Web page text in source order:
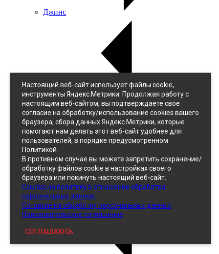
Джинс
Джинс
Однотонный
Принтованный
Кожзам
Настоящий веб-сайт использует файлы cookie,
инструменты Яндекс.Метрики. Продолжая работу с
настоящим веб-сайтом, вы подтверждаете свое
согласие на обработку/использование cookies вашего
браузера, сбора данных Яндекс.Метрики, которые
помогают нам делать этот веб-сайт удобнее для
пользователей, в порядке предусмотренном
Политикой.
В противном случае вы можете запретить сохранение/
обработку файлов cookie в настройках своего
браузера или покинуть настоящий веб-сайт.
Ссылка на политику в отношении обработки
персональных данных
Согласие на обработку персональных данных
Пользовательское соглашение
СОГЛАШАЮСЬ